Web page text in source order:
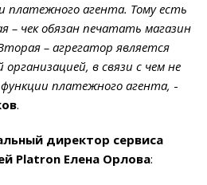
платежного агента. Тому есть
– чек обязан печатать магазин
– агрегатор является
в связи с чем не
платежного агента, -
.
директор сервиса
Platron Елена Орлова: